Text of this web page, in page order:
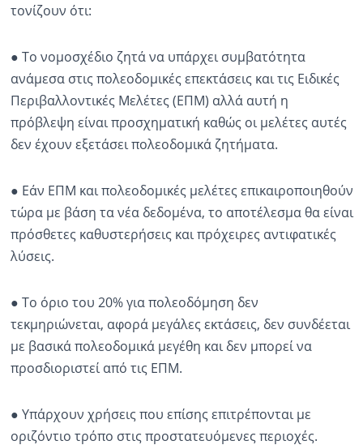
τονίζουν ότι:
● Το νομοσχέδιο ζητά να υπάρχει συμβατότητα
ανάμεσα στις πολεοδομικές επεκτάσεις και τις Ειδικές
Περιβαλλοντικές Μελέτες (ΕΠΜ) αλλά αυτή η
πρόβλεψη είναι προσχηματική καθώς οι μελέτες αυτές
δεν έχουν εξετάσει πολεοδομικά ζητήματα.
● Εάν ΕΠΜ και πολεοδομικές μελέτες επικαιροποιηθούν
τώρα με βάση τα νέα δεδομένα, το αποτέλεσμα θα είναι
πρόσθετες καθυστερήσεις και πρόχειρες αντιφατικές
λύσεις.
● Το όριο του 20% για πολεοδόμηση δεν
τεκμηριώνεται, αφορά μεγάλες εκτάσεις, δεν συνδέεται
με βασικά πολεοδομικά μεγέθη και δεν μπορεί να
προσδιοριστεί από τις ΕΠΜ.
● Υπάρχουν χρήσεις που επίσης επιτρέπονται με
οριζόντιο τρόπο στις προστατευόμενες περιοχές.